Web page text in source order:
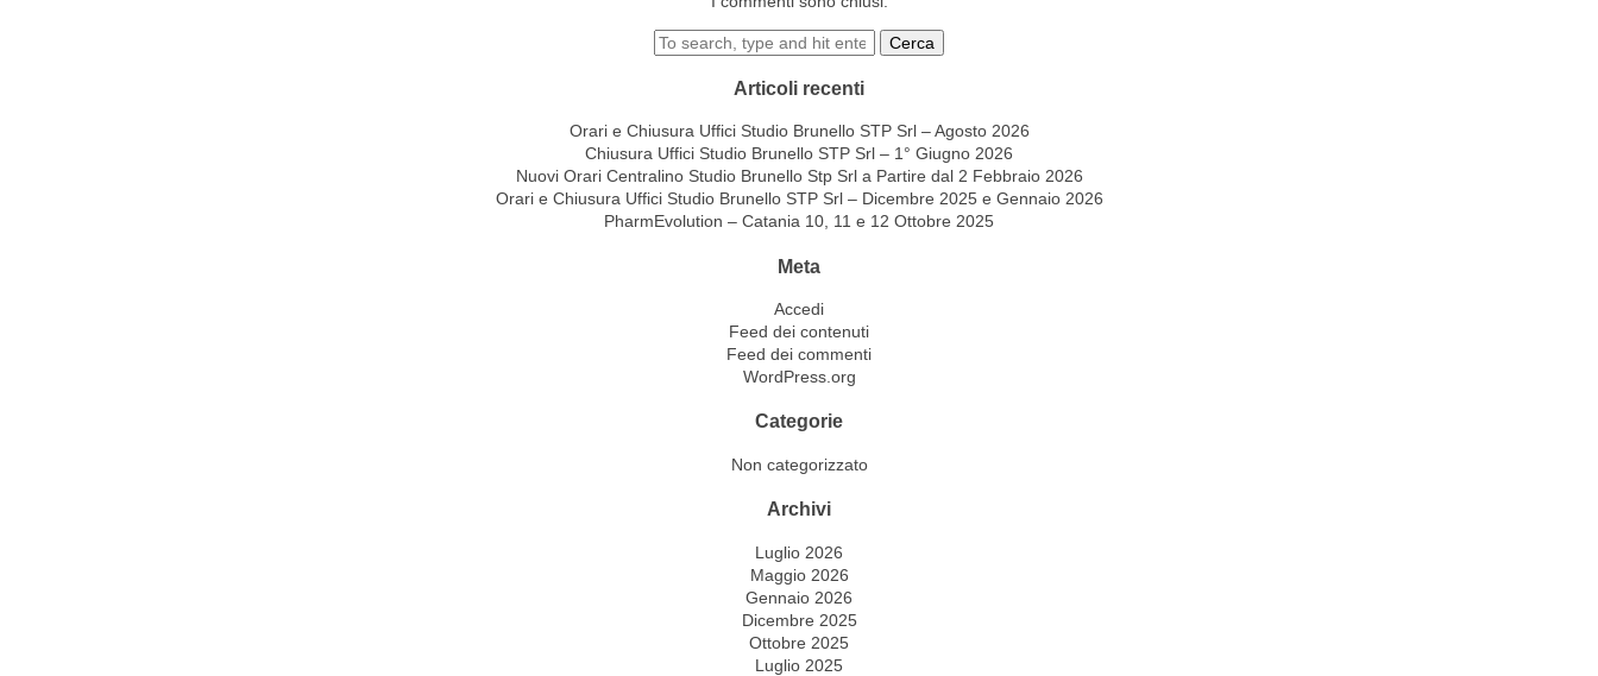
Cerca
Articoli recenti
Orari e Chiusura Uffici Studio Brunello STP Srl – Agosto 2026
Chiusura Uffici Studio Brunello STP Srl – 1° Giugno 2026
Nuovi Orari Centralino Studio Brunello Stp Srl a Partire dal 2 Febbraio 2026
Orari e Chiusura Uffici Studio Brunello STP Srl – Dicembre 2025 e Gennaio 2026
PharmEvolution – Catania 10, 11 e 12 Ottobre 2025
Meta
Accedi
Feed dei contenuti
Feed dei commenti
WordPress.org
Categorie
Non categorizzato
Archivi
Luglio 2026
Maggio 2026
Gennaio 2026
Dicembre 2025
Ottobre 2025
Luglio 2025